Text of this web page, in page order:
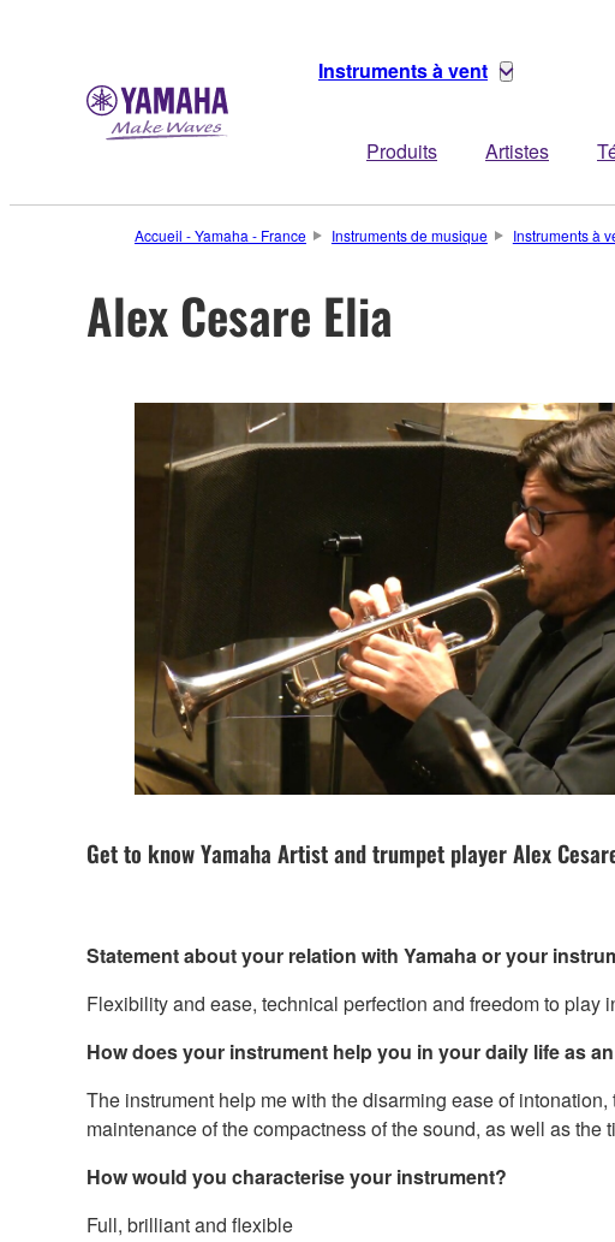
Instruments à vent
Produits Artistes
Accueil - Yamaha - France Instruments de musique Instruments à
Alex Cesare Elia
Get to know Yamaha Artist and trumpet player Alex
Statement about your relation with Yamaha or your
Flexibility and ease, technical perfection and freedom to play
How does your instrument help you in your daily life as
The instrument help me with the disarming ease of
maintenance of the compactness of the sound, as well as
How would you characterise your instrument?
Full, brilliant and flexible